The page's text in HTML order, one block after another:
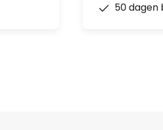
50 dagen